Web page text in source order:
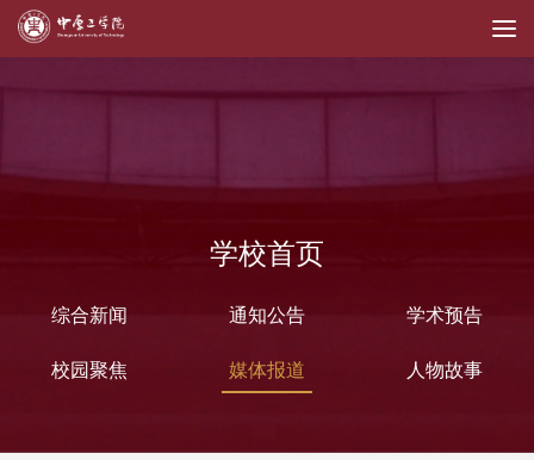
学校首页
综合新闻 通知公告 学术预告
校园聚焦 媒体报道 人物故事